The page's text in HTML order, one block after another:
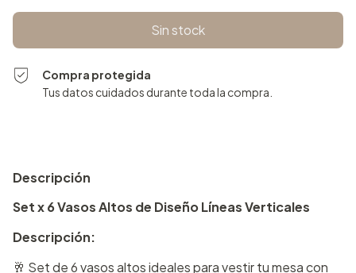
Compra protegida
Tus datos cuidados durante toda la compra.
Descripción
Set x 6 Vasos Altos de Diseño Líneas Verticales
Descripción:
🥂 Set de 6 vasos altos ideales para vestir tu mesa con